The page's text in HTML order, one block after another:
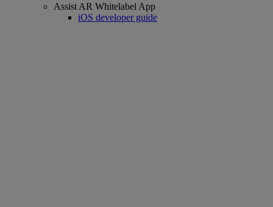
Assist AR Whitelabel App
iOS developer guide